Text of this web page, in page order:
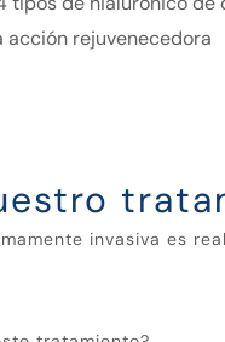
acción rejuvenecedora
invasiva es